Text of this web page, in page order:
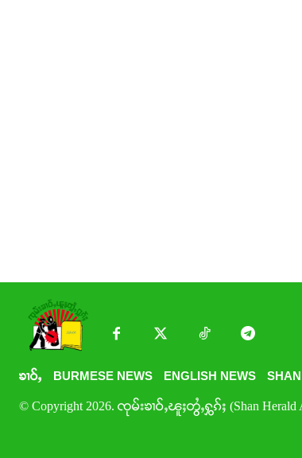
ၶၢဝ်ႇ BURMESE NEWS ENGLISH NEWS
© Copyright 2026. ၸုမ်းၶၢဝ်ႇၽူႈတွႆႇႁွၵ်ႈ (Shan Herald